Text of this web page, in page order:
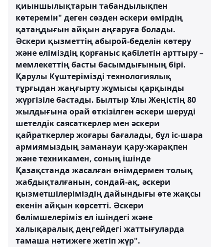
қиыншылықтарын табандылықпен
көтеремін" деген сөзден әскери өмірдің
қатаңдығын айқын аңғаруға болады.
Әскери қызметтің абырой-беделін көтеру
және еліміздің қорғаныс қабілетін арттыру –
мемлекеттің басты басымдығының бірі.
Қарулы Күштерімізді технологиялық
тұрғыдан жаңғырту жұмысы қарқынды
жүргізіле бастады. Былтыр Ұлы Жеңістің 80
жылдығына орай өткізілген әскери шеруді
шетелдік саясаткерлер мен әскери
қайраткерлер жоғары бағалады, бұл іс-шара
армиямыздың заманауи қару-жарақпен
және техникамен, соның ішінде
Қазақстанда жасалған өнімдермен толық
жабдықталғанын, сондай-ақ, әскери
қызметшілеріміздің дайындығы өте жақсы
екенін айқын көрсетті. Әскери
бөлімшелеріміз ел ішіндегі және
халықаралық деңгейдегі жаттығуларда
тамаша нәтижеге жетіп жүр".